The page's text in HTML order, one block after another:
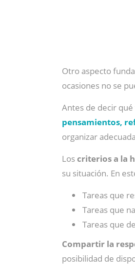
Otro aspecto
ocasiones no se
Antes de decir
pensamientos,
organizar
Loscriterios a la
su situación. En
Tareas que
Tareas que
Tareas que
Compartir la
posibilidad de